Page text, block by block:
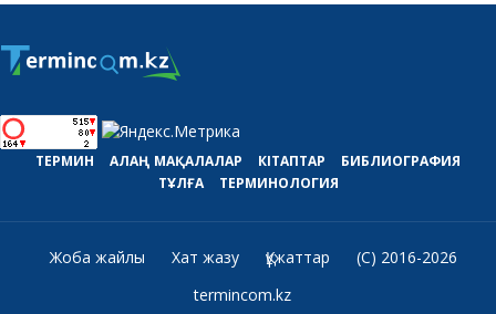
ТЕРМИН АЛАҢ МАҚАЛАЛАР КІТАПТАР
БИБЛИОГРАФИЯ
ТҰЛҒА
ТЕРМИНОЛОГИЯ
Жоба жайлы Хат жазу Құжаттар
(C) 2016-2026
termincom.kz